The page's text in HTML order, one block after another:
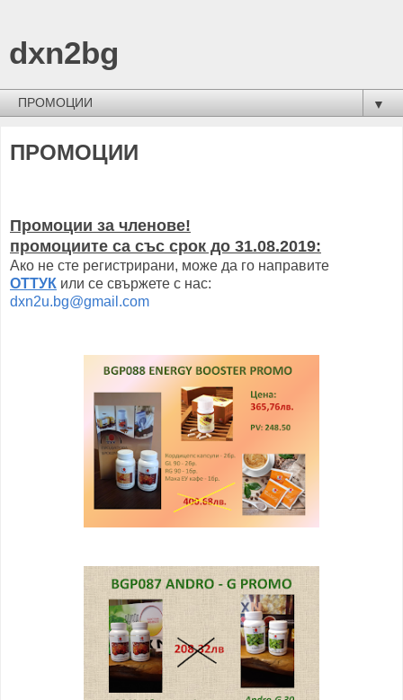
dxn2bg
▼
ПРОМОЦИИ
Промоции за членове!
промоциите са със срок до 31.08.2019:
Ако не сте регистрирани, може да го направите
ОТТУК или се свържете с нас:
dxn2u.bg@gmail.com